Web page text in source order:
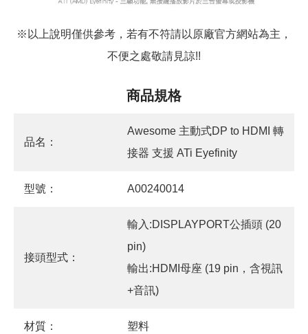
※以上說明僅供參考，若有不符請以原廠官方網站為主，
不便之處敬請見諒!!
商品規格
品名：
Awesome 主動式DP to HDMI 轉
接器 支援 ATi Eyefinity
型號： A00240014
接頭型式：
輸入:DISPLAYPORT公插頭 (20
pin)
輸出:HDMI母座 (19 pin，含視訊
+音訊)
材質： 塑料